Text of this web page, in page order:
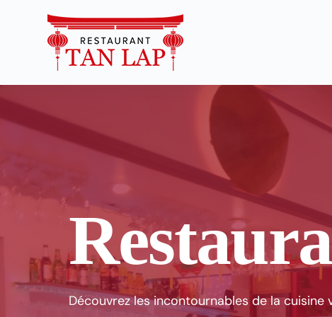
Découvrez les incontournables de la